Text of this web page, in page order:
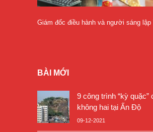
Giám đốc điều hành và người sáng lập
BÀI MỚI
9 công trình “kỳ quặc”
không hai tại Ấn Độ
09-12-2021